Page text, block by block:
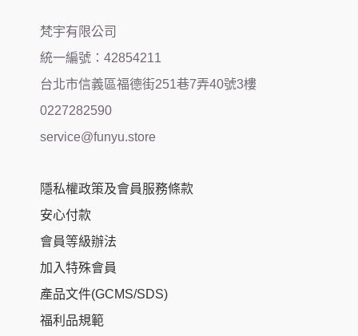
梵宇有限公司
統一編號：42854211
台北市信義區福德街251巷7弄40號3樓
0227282590
service@funyu.store
隱私權政策及會員服務條款
安心付款
會員等級辦法
加入特殊會員
產品文件(GCMS/SDS)
福利品規範